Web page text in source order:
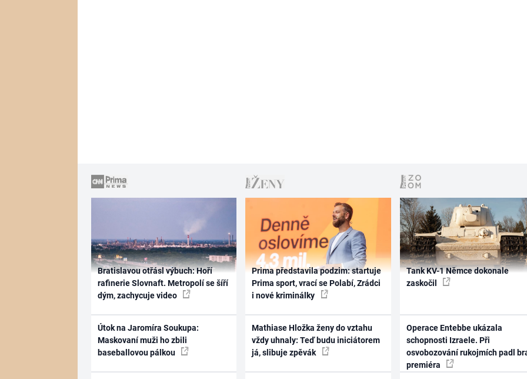
Bratislavou otřásl výbuch: Hoří
rafinerie Slovnaft. Metropolí se šíří
dým, zachycuje video
Útok na Jaromíra Soukupa:
Maskovaní muži ho zbili
baseballovou pálkou
Prima představila podzim: startuje
Prima sport, vrací se Polabí, Zrádci
i nové kriminálky
Mathiase Hložka ženy do vztahu
vždy uhnaly: Teď budu iniciátorem
já, slibuje zpěvák
Tank KV-1 Němce dokonale
zaskočil
Operace Entebbe ukázala
schopnosti Izraele. Při
osvobozování rukojmích padl
premiéra